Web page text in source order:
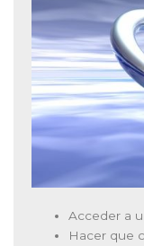
Acceder a
Hacer que